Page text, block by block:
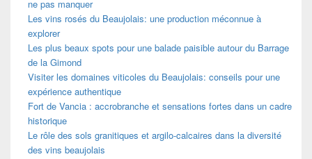
ne pas manquer
Les vins rosés du Beaujolais: une production méconnue à
explorer
Les plus beaux spots pour une balade paisible autour du Barrage
de la Gimond
Visiter les domaines viticoles du Beaujolais: conseils pour une
expérience authentique
Fort de Vancia : accrobranche et sensations fortes dans un cadre
historique
Le rôle des sols granitiques et argilo-calcaires dans la diversité
des vins beaujolais